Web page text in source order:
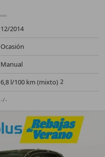
12/2014
Ocasión
Manual
6,8 l/100 km (mixto)
-/-